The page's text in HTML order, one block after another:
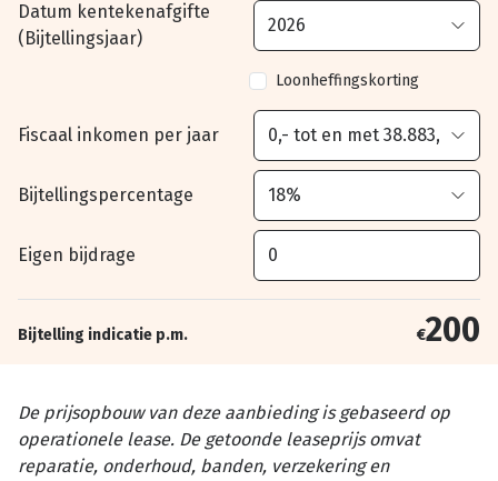
Datum kentekenafgifte
(Bijtellingsjaar)
Loonheffingskorting
Fiscaal inkomen per jaar
Bijtellingspercentage
Eigen bijdrage
Bijtelling indicatie p.m. €200
De prijsopbouw van deze aanbieding is gebaseerd op
operationele lease. De getoonde leaseprijs omvat
reparatie, onderhoud, banden, verzekering en